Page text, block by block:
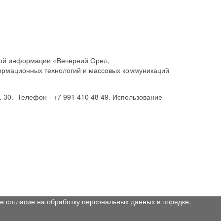
информации «Вечерний Орел,
технологий и массовых коммуникаций
30. Телефон - +7 991 410 48 49. Использование
на обработку персональных данных в порядке,